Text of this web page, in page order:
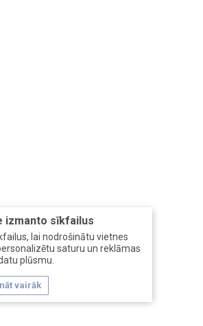
izmanto sīkfailus
lai nodrošinātu vietnes
saturu un reklāmas
plūsmu.
vairāk